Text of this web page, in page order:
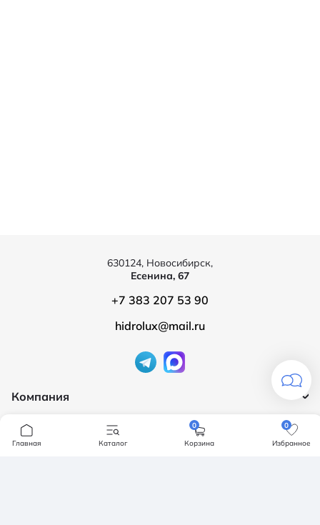
Компания
О компании
Бренды
Продукция
Ванны
630124, Новосибирск,
Есенина, 67
+7 383 207 53 90
hidrolux@mail.ru
Главная Каталог
0
Корзина
0
Избранное